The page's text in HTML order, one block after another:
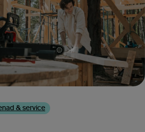
& service